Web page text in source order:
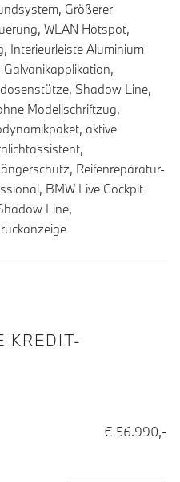
Größerer
WLAN Hotspot,
Interieurleiste Aluminium
Shadow Line,
Modellschriftzug,
aktive
Reifenreparatur-
BMW Live Cockpit
Line,
KREDIT-
€ 56.990,-